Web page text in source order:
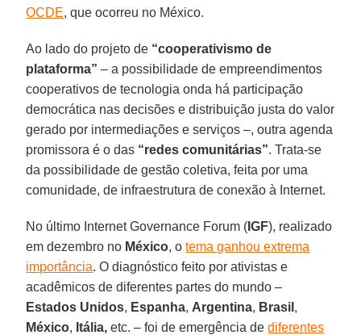
OCDE, que ocorreu no México.
Ao lado do projeto de “cooperativismo de
plataforma” – a possibilidade de empreendimentos
cooperativos de tecnologia onda há participação
democrática nas decisões e distribuição justa do valor
gerado por intermediações e serviços –, outra agenda
promissora é o das “redes comunitárias”. Trata-se
da possibilidade de gestão coletiva, feita por uma
comunidade, de infraestrutura de conexão à Internet.
No último Internet Governance Forum ( IGF), realizado
em dezembro no México, otema ganhou extrema
importância. O diagnóstico feito por ativistas e
acadêmicos de diferentes partes do mundo –
Estados Unidos, Espanha, Argentina, Brasil ,
México, Itália, etc. – foi de emergência dediferentes